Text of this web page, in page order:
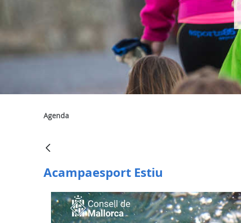
Agenda
Acampaesport Estiu